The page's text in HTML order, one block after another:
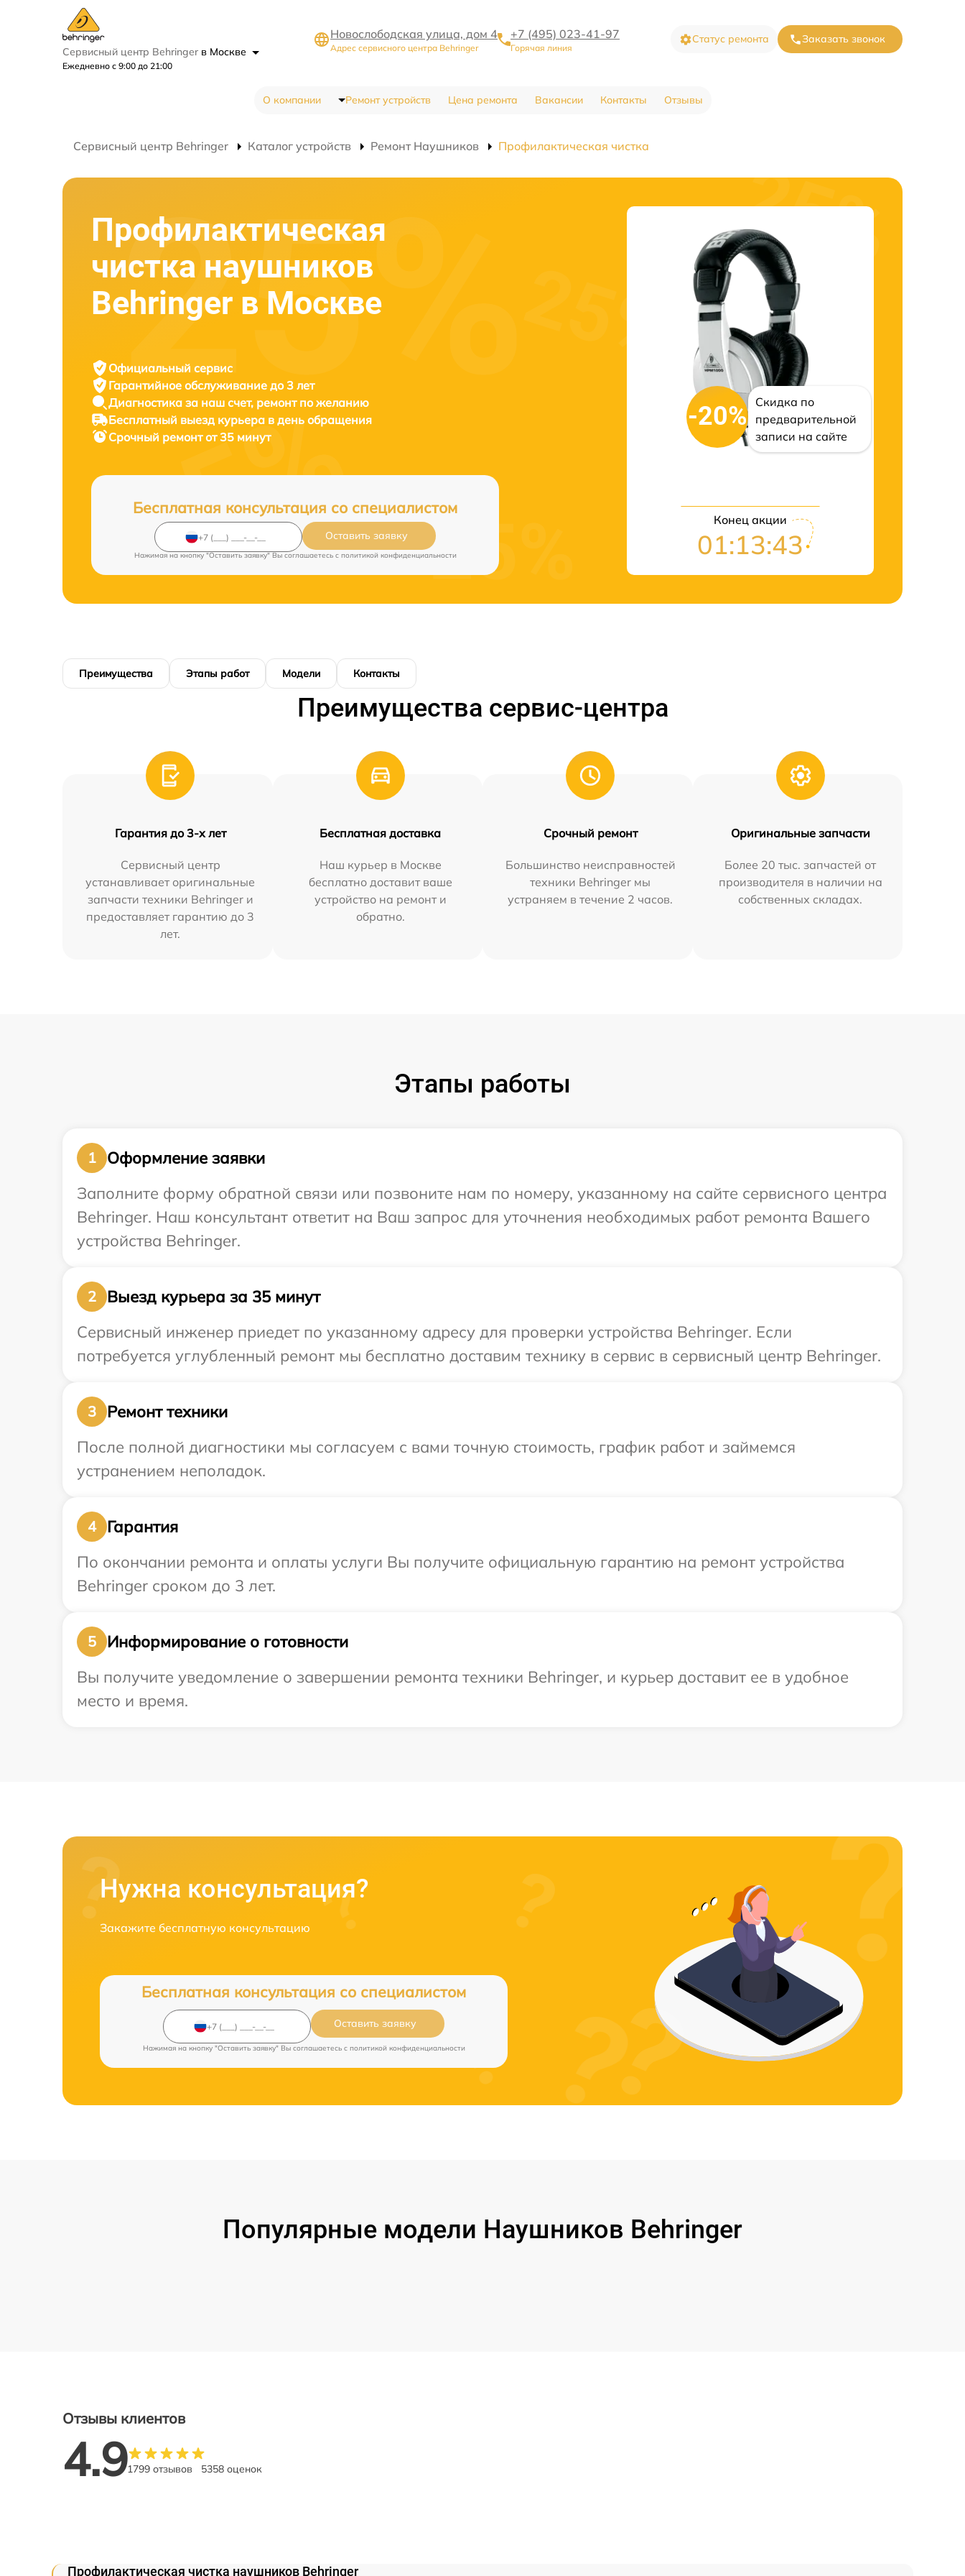
Сервисный центр Behringer в Москве
Ежедневно с 9:00 до 21:00
Новослободская улица, дом 4
Адрес сервисного центра Behringer
+7 (495) 023-41-97
Горячая линия
Статус ремонта Заказать звонок
О компании Ремонт устройств Цена ремонта Вакансии Контакты Отзывы
Сервисный центр Behringer Каталог устройств Ремонт Наушников Профилактическая чистка
Профилактическая
чистка наушников
Behringer в Москве
Официальный сервис
Гарантийное обслуживание до 3 лет
Диагностика за наш счет, ремонт по желанию
Бесплатный выезд курьера в день обращения
Срочный ремонтот 35 минут
Бесплатная консультация со специалистом
Оставить заявку
Нажимая на кнопку "Оставить заявку" Вы соглашаетесь c политикой конфиденциальности
-20%
Скидка по
предварительной
записи на сайте
Конец акции
01:13:42
Преимущества Этапы работ Модели Контакты
Преимущества сервис-центра
Гарантия до 3-х лет
Сервисный центр
устанавливает оригинальные
запчасти техники Behringer и
предоставляет гарантию до 3
лет.
Бесплатная доставка
Наш курьер в Москве
бесплатно доставит ваше
устройство на ремонт и
обратно.
Срочный ремонт
Большинство неисправностей
техники Behringer мы
устраняем в течение 2 часов.
Оригинальные запчасти
Более 20 тыс. запчастей от
производителя в наличии на
собственных складах.
Этапы работы
1
Оформление заявки
Заполните форму обратной связи или позвоните нам по номеру, указанному на сайте сервисного центра
Behringer. Наш консультант ответит на Ваш запрос для уточнения необходимых работ ремонта Вашего
устройства Behringer.
2
Выезд курьера за 35 минут
Сервисный инженер приедет по указанному адресу для проверки устройства Behringer. Если
потребуется углубленный ремонт мы бесплатно доставим технику в сервис в сервисный центр Behringer.
3
Ремонт техники
После полной диагностики мы согласуем с вами точную стоимость, график работ и займемся
устранением неполадок.
4
Гарантия
По окончании ремонта и оплаты услуги Вы получите официальную гарантию на ремонт устройства
Behringer сроком до 3 лет.
5
Информирование о готовности
Вы получите уведомление о завершении ремонта техники Behringer, и курьер доставит ее в удобное
место и время.
Нужна консультация?
Закажите бесплатную консультацию
Бесплатная консультация со специалистом
Оставить заявку
Нажимая на кнопку "Оставить заявку" Вы соглашаетесь c политикой конфиденциальности
Популярные модели Наушников Behringer
Отзывы клиентов
4.91799 отзывов 5358 оценок
Профилактическая чистка наушников Behringer